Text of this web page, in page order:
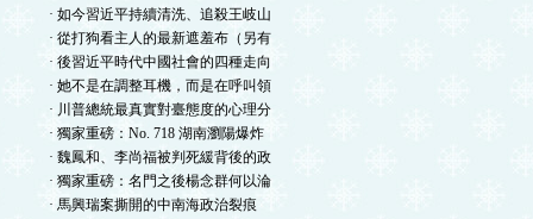
· 如今習近平持續清洗、追殺王岐山
· 從打狗看主人的最新遮羞布（另有
· 後習近平時代中國社會的四種走向
· 她不是在調整耳機，而是在呼叫領
· 川普總統最真實對臺態度的心理分
· 獨家重磅：No. 718 湖南瀏陽爆炸
· 魏鳳和、李尚福被判死緩背後的政
· 獨家重磅：名門之後楊念群何以淪
· 馬興瑞案撕開的中南海政治裂痕